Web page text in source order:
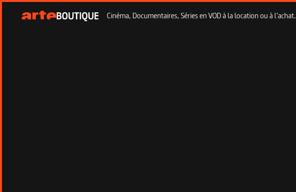
Cinéma, Documentaires, Séries en VOD à la location ou à l’achat.